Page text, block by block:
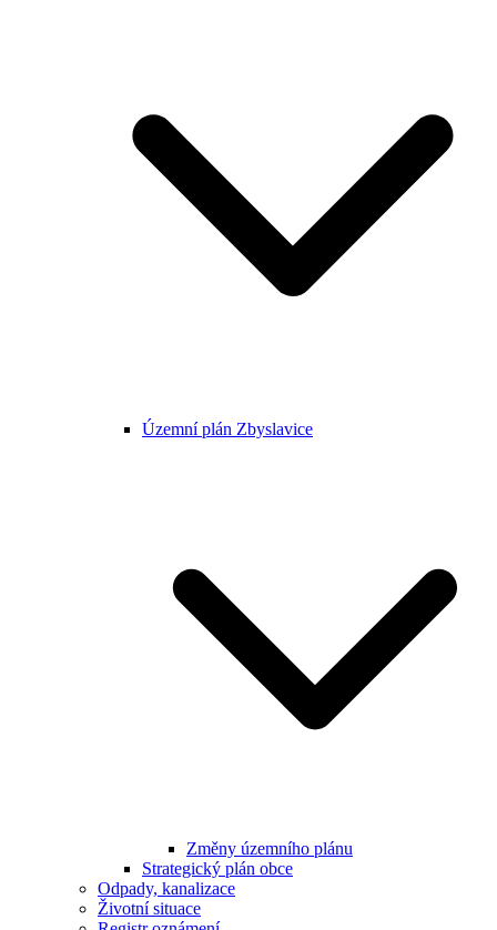
Územní plán Zbyslavice
Změny územního plánu
Strategický plán obce
Odpady, kanalizace
Životní situace